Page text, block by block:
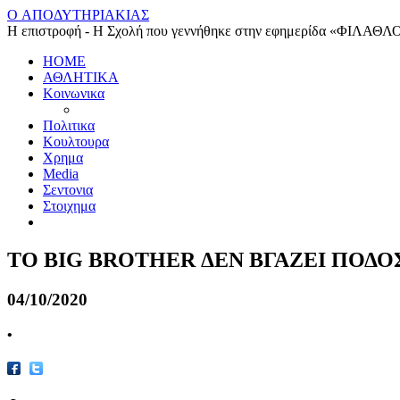
O ΑΠΟΔΥΤΗΡΙΑΚΙΑΣ
Η επιστροφή - Η Σχολή που γεννήθηκε στην εφημερίδα
HOME
ΑΘΛΗΤΙΚΑ
Κοινωνικα
Πολιτικα
Κουλτουρα
Χρημα
Media
Σεντονια
Στοιχημα
TO BIG BROTHER ΔΕΝ ΒΓΑΖΕΙ
04/10/2020
•